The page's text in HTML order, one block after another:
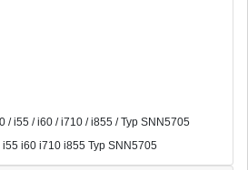
/ i55 / i60 / i710 / i855 / Typ SNN5705
i60 i710 i855 Typ SNN5705